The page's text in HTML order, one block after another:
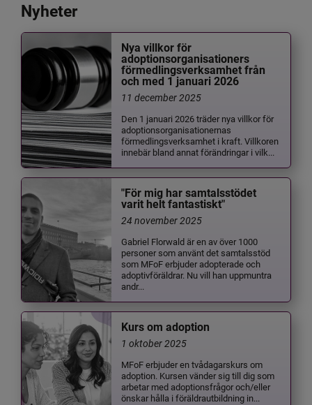
Nyheter
Nya villkor för
adoptionsorganisationers
förmedlingsverksamhet från
och med 1 januari 2026
11 december 2025
Den 1 januari 2026 träder nya villkor för
adoptionsorganisationernas
förmedlingsverksamhet i kraft. Villkoren
innebär bland annat förändringar i vilk...
"För mig har samtalsstödet
varit helt fantastiskt"
24 november 2025
Gabriel Florwald är en av över 1000
personer som använt det samtalsstöd
som MFoF erbjuder adopterade och
adoptivföräldrar. Nu vill han uppmuntra
andr...
Kurs om adoption
1 oktober 2025
MFoF erbjuder en tvådagarskurs om
adoption. Kursen vänder sig till dig som
arbetar med adoptionsfrågor och/eller
önskar hålla i föräldrautbildning in...